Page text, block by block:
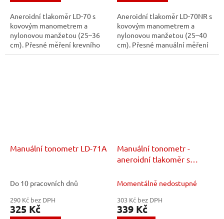
Aneroidní tlakoměr LD-70 s
kovovým manometrem a
nylonovou manžetou (25–36
cm). Přesné měření krevního
tlaku, kovový jehlový ventil,
Aneroidní tlakoměr LD-70NR s
kovovým manometrem a
nylonovou manžetou (25–40
cm). Přesné manuální měření
krevního tlaku, kovový jehlový
Manuální tonometr LD-71A
Do 10 pracovních dnů
290 Kč bez DPH
325 Kč
Manuální tonometr -
aneroidní tlakoměr s
Momentálně nedostupné
303 Kč bez DPH
339 Kč